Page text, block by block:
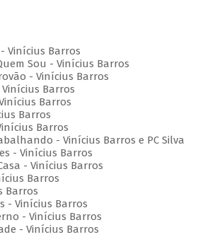
Vinícius Barros
Sou - Vinícius Barros
- Vinícius Barros
Barros
Barros
Barros
Barros
- Vinícius Barros e PC Silva
- Vinícius Barros
- Vinícius Barros
Barros
Barros
- Vinícius Barros
- Vinícius Barros
- Vinícius Barros